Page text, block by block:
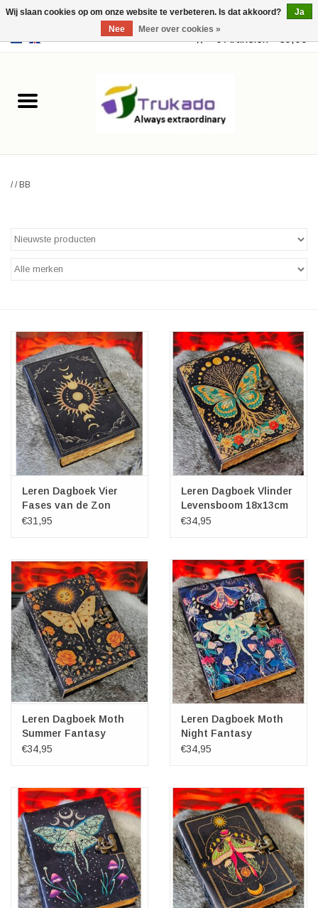
USD 0 Artikelen - €0,00
Leer
Merchandise
Gothic Steampunk
Veronese Design
Giftware & Lifestyle &
Collectables
Bezoek ons
Aanbiedingen
//BB
Leren Dagboek Vier
Fases van de Zon
18x13cm
€31,95
Leren Dagboek Vlinder
Levensboom 18x13cm
€34,95
Leren Dagboek Moth
Summer Fantasy
18x13cm
€34,95
Leren Dagboek Moth
Night Fantasy
18x13cm
€34,95
Wij slaan cookies op om onze website te verbeteren. Is dat akkoord?
Ja
Nee
Meer over cookies »